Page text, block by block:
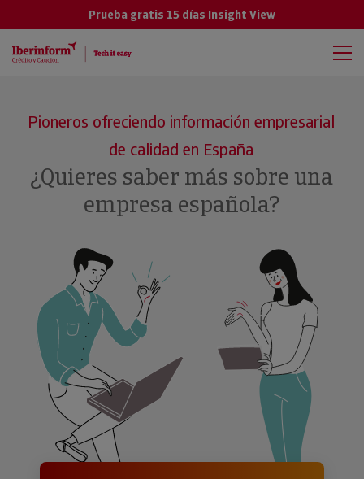
Prueba gratis 15 días Insight View
Pioneros ofreciendo información empresarial
de calidad en España
¿Quieres saber más sobre una
empresa española?